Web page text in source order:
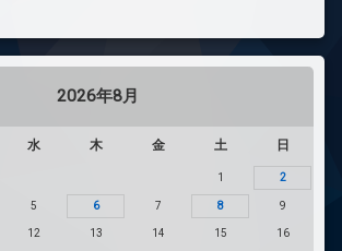
2026年8月
水 木 金 土 日
1 2
5 6 7 8 9
12 13 14 15 16